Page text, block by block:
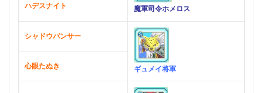
魔軍司令ホメロス
ハデスナイト
シャドウパンサー
ギュメイ将軍
心眼たぬき